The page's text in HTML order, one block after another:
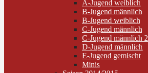
A-Jugend weiblich
B-Jugend männlich
B-Jugend weiblich
C-Jugend männlich
C-Jugend männlich 2
D-Jugend männlich
E-Jugend gemischt
Minis